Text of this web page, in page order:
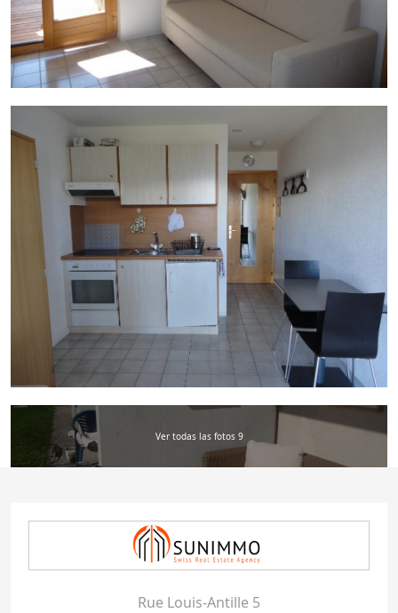
Ver todas las fotos 9
Rue Louis-Antille 5